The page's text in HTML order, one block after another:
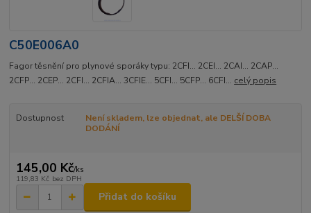
C50E006A0
Fagor těsnění pro plynové sporáky typu: 2CFI... 2CEI... 2CAI... 2CAP...
2CFP... 2CEP... 2CFI... 2CFIA... 3CFIE... 5CFI... 5CFP... 6CFI... celý popis
Dostupnost
Není skladem, lze objednat, ale DELŠÍ DOBA
DODÁNÍ
145,00 Kč/ks
119,83 Kč bez DPH
Přidat do košíku